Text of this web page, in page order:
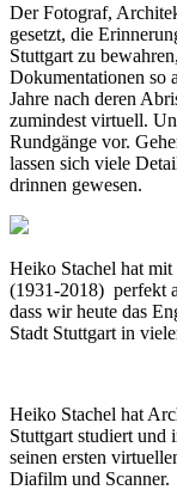
Der Fotograf,
gesetzt, die
Stuttgart zu
Dokumentationen so
Jahre nach deren
zumindest virtuell.
Rundgänge vor.
lassen sich viele
drinnen gewesen.
Heiko Stachel hat
(1931-2018) perfekt
dass wir heute das
Stadt Stuttgart in
Heiko Stachel hat
Stuttgart studiert und
seinen ersten
Diafilm und Scanner.